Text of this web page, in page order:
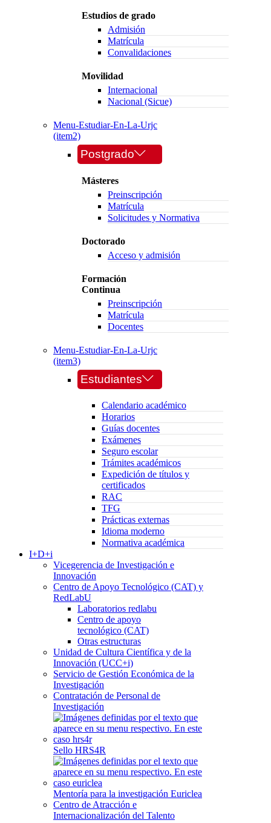
Estudios de grado
Admisión
Matrícula
Convalidaciones
Movilidad
Internacional
Nacional (Sicue)
Menu-Estudiar-En-La-Urjc
(item2)
Postgrado
Másteres
Preinscripción
Matrícula
Solicitudes y Normativa
Doctorado
Acceso y admisión
Formación
Continua
Preinscripción
Matrícula
Docentes
Menu-Estudiar-En-La-Urjc
(item3)
Estudiantes
Calendario académico
Horarios
Guías docentes
Exámenes
Seguro escolar
Trámites académicos
Expedición de títulos y
certificados
RAC
TFG
Prácticas externas
Idioma moderno
Normativa académica
I+D+i
Vicegerencia de Investigación e
Innovación
Centro de Apoyo Tecnológico (CAT) y
RedLabU
Laboratorios redlabu
Centro de apoyo
tecnológico (CAT)
Otras estructuras
Unidad de Cultura Científica y de la
Innovación (UCC+i)
Servicio de Gestión Económica de la
Investigación
Contratación de Personal de
Investigación
Sello HRS4R
Mentoría para la investigación Euriclea
Centro de Atracción e
Internacionalización del Talento